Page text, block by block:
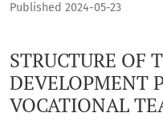
STRUCTURE OF
DEVELOPMENT
VOCATIONAL
Published 2024-05-23